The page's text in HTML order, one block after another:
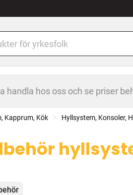
handla hos oss och se priser
Kapprum, Kök
Hyllsystem, Konsoler,